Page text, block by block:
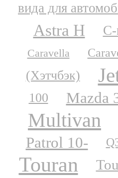
вида для
Astra H
Caravella
(Хэтчбэк)
100 Mazda
Multivan
Patrol 10-
Touran